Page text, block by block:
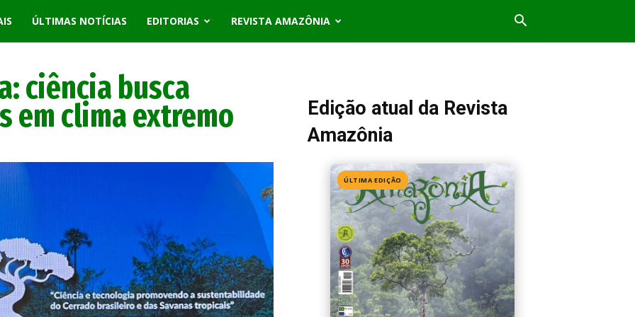
ÚLTIMAS NOTÍCIAS EDITORIAS REVISTA AMAZÔNIA
ciência busca
em clima extremo
Edição atual da Revista
Amazônia
ÚLTIMA EDIÇÃO